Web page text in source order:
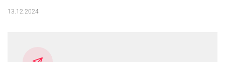
13.12.2024